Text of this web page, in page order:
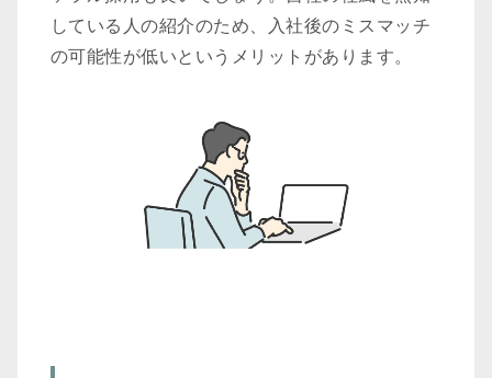
している人の紹介のため、入社後のミスマッチ
の可能性が低いというメリットがあります。